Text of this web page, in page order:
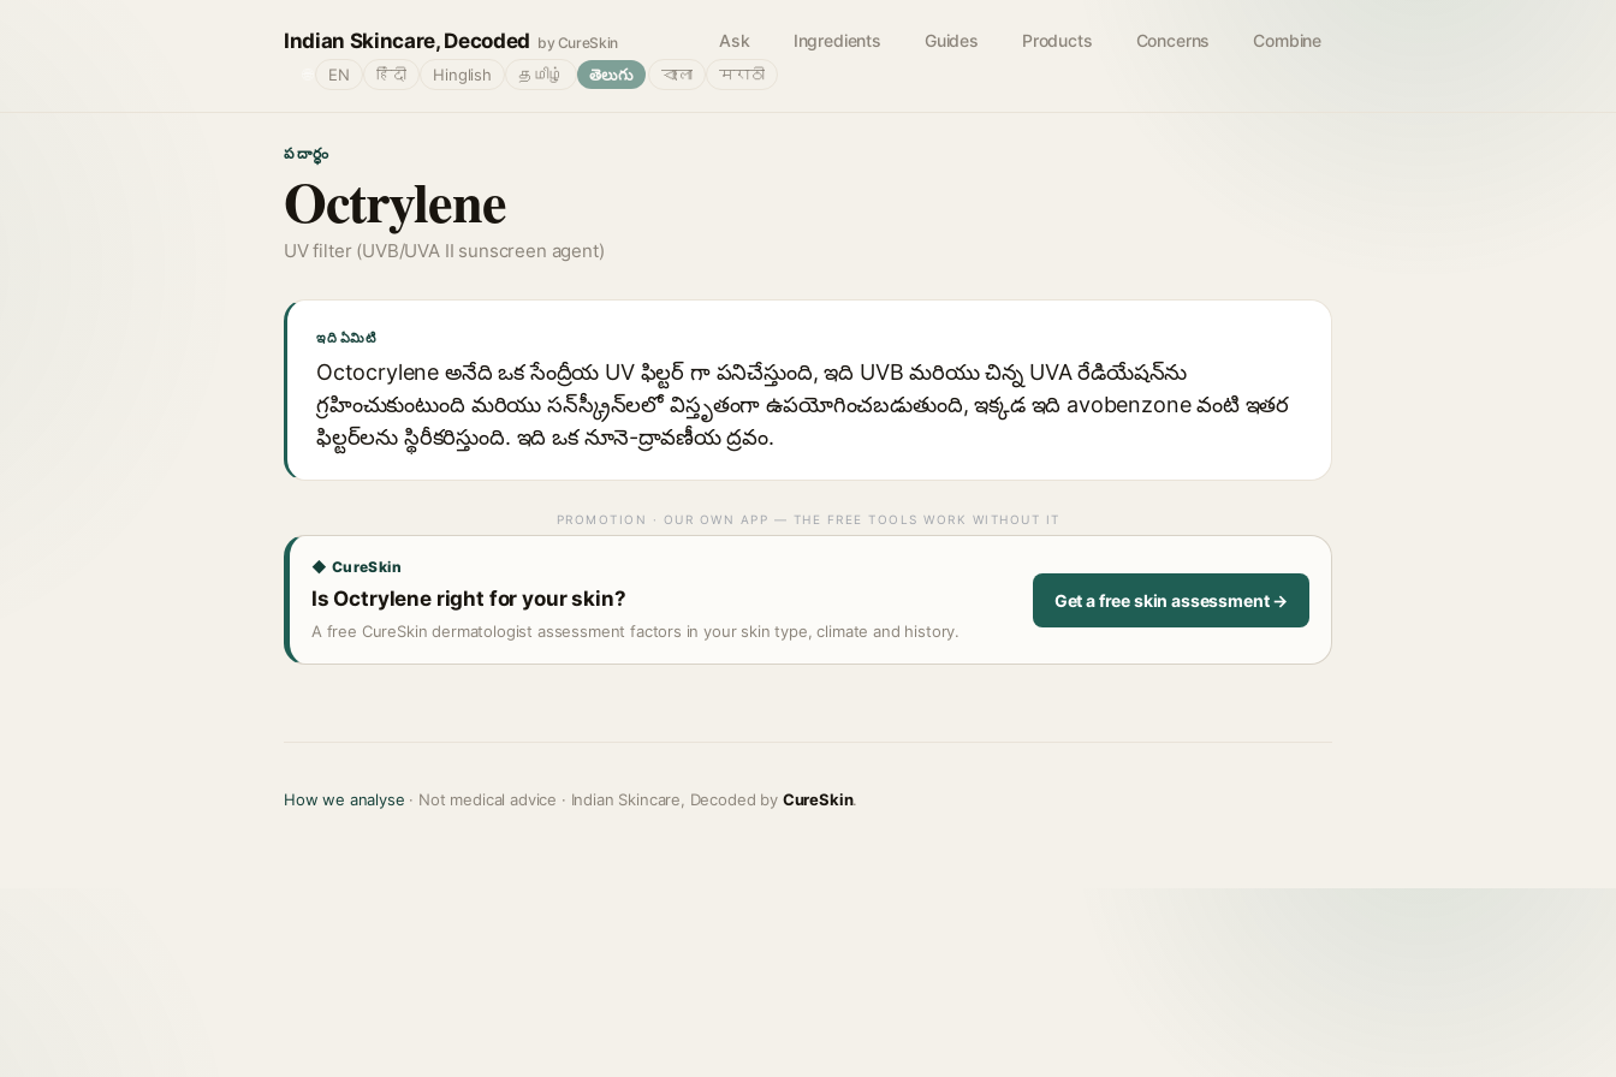
Indian Skincare, Decoded by CureSkin Ask Ingredients Guides Products Concerns Combine
EN हिंदी Hinglish தமிழ் తెలుగు বাংলা मराठी
పదార్థం
Octrylene
UV filter (UVB/UVA II sunscreen agent)
ఇది ఏమిటి
Octocrylene అనేది ఒక సేంద్రీయ UV ఫిల్టర్ గా పనిచేస్తుంది, ఇది UVB మరియు చిన్న UVA రేడియేషన్‌ను
గ్రహించుకుంటుంది మరియు సన్‌స్క్రీన్‌లలో విస్తృతంగా ఉపయోగించబడుతుంది, ఇక్కడ ఇది avobenzone వంటి ఇతర
ఫిల్టర్‌లను స్థిరీకరిస్తుంది. ఇది ఒక నూనె-ద్రావణీయ ద్రవం.
PROMOTION · OUR OWN APP — THE FREE TOOLS WORK WITHOUT IT
◆ CureSkin
Is Octrylene right for your skin?
A free CureSkin dermatologist assessment factors in your skin type, climate and history.
Get a free skin assessment →
How we analyse · Not medical advice · Indian Skincare, Decoded by CureSkin.